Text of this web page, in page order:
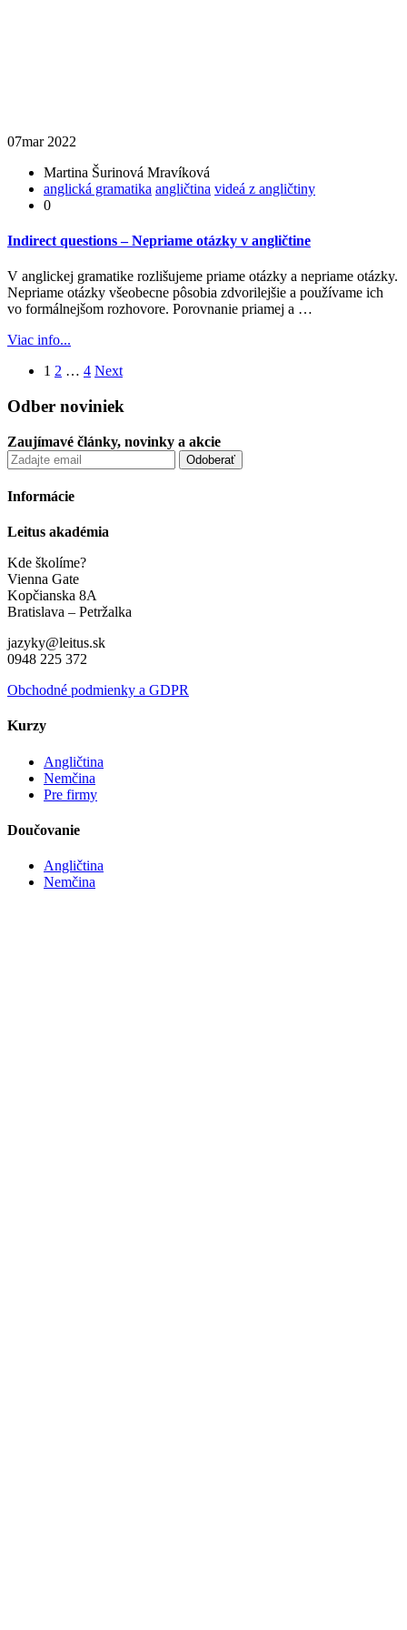
07mar 2022
Martina Šurinová Mravíková
anglická gramatika angličtina videá z angličtiny
0
Indirect questions – Nepriame otázky v angličtine
V anglickej gramatike rozlišujeme priame otázky a nepriame otázky.
Nepriame otázky všeobecne pôsobia zdvorilejšie a používame ich
vo formálnejšom rozhovore. Porovnanie priamej a …
Viac info...
1 2 … 4 Next
Odber noviniek
Zaujímavé články, novinky a akcie
Informácie
Leitus akadémia
Kde školíme?
Vienna Gate
Kopčianska 8A
Bratislava – Petržalka
jazyky@leitus.sk
0948 225 372
Obchodné podmienky a GDPR
Kurzy
Angličtina
Nemčina
Pre firmy
Doučovanie
Angličtina
Nemčina